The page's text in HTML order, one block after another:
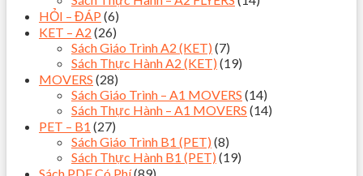
HỎI – ĐÁP (6)
KET – A2 (26)
Sách Giáo Trình A2 (KET) (7)
Sách Thực Hành A2 (KET) (19)
MOVERS (28)
Sách Giáo Trình – A1 MOVERS (14)
Sách Thực Hành – A1 MOVERS (14)
PET – B1 (27)
Sách Giáo Trình B1 (PET) (8)
Sách Thực Hành B1 (PET) (19)